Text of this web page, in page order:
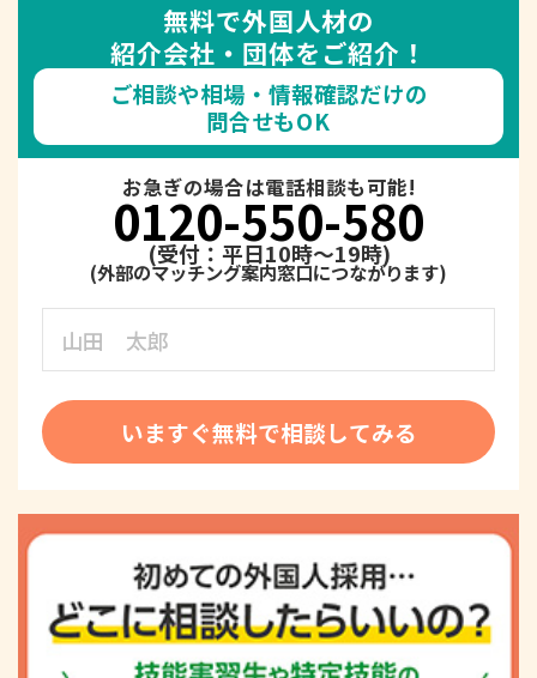
無料で外国人材の
紹介会社・団体をご紹介！
ご相談や相場・情報確認だけの
問合せもOK
お急ぎの場合は電話相談も可能!
0120-550-580
(受付：平日10時～19時)
いますぐ無料で相談してみる